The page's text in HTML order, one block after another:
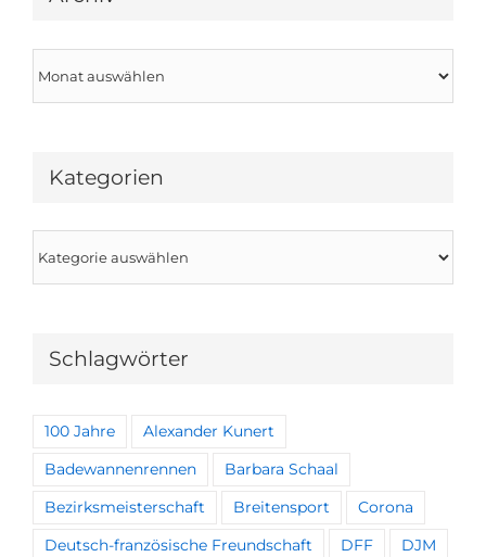
Kategorien
Kategorien
Schlagwörter
100 Jahre Alexander Kunert
Badewannenrennen Barbara Schaal
Bezirksmeisterschaft Breitensport Corona
Deutsch-französische Freundschaft DFF DJM